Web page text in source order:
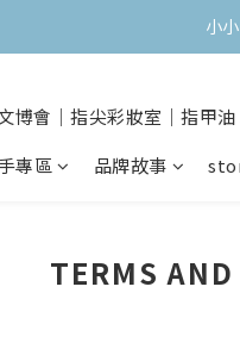
小
博會｜指尖彩妝室｜指甲
專區 品牌故事
TERMS